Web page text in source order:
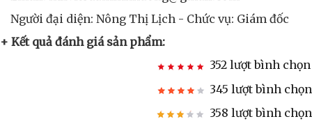
Người đại diện: Nông Thị Lịch - Chức vụ: Giám đốc
+ Kết quả đánh giá sản phẩm:
352 lượt bình chọn
345 lượt bình chọn
358 lượt bình chọn